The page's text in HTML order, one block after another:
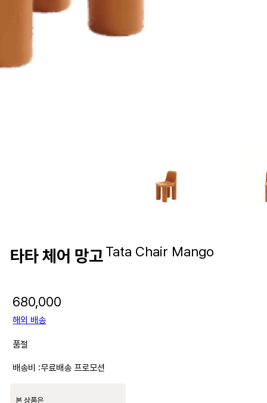
타타 체어 망고Tata Chair Mango
680,000
해외 배송
품절
배송비 :무료배송 프로모션
본 상품은